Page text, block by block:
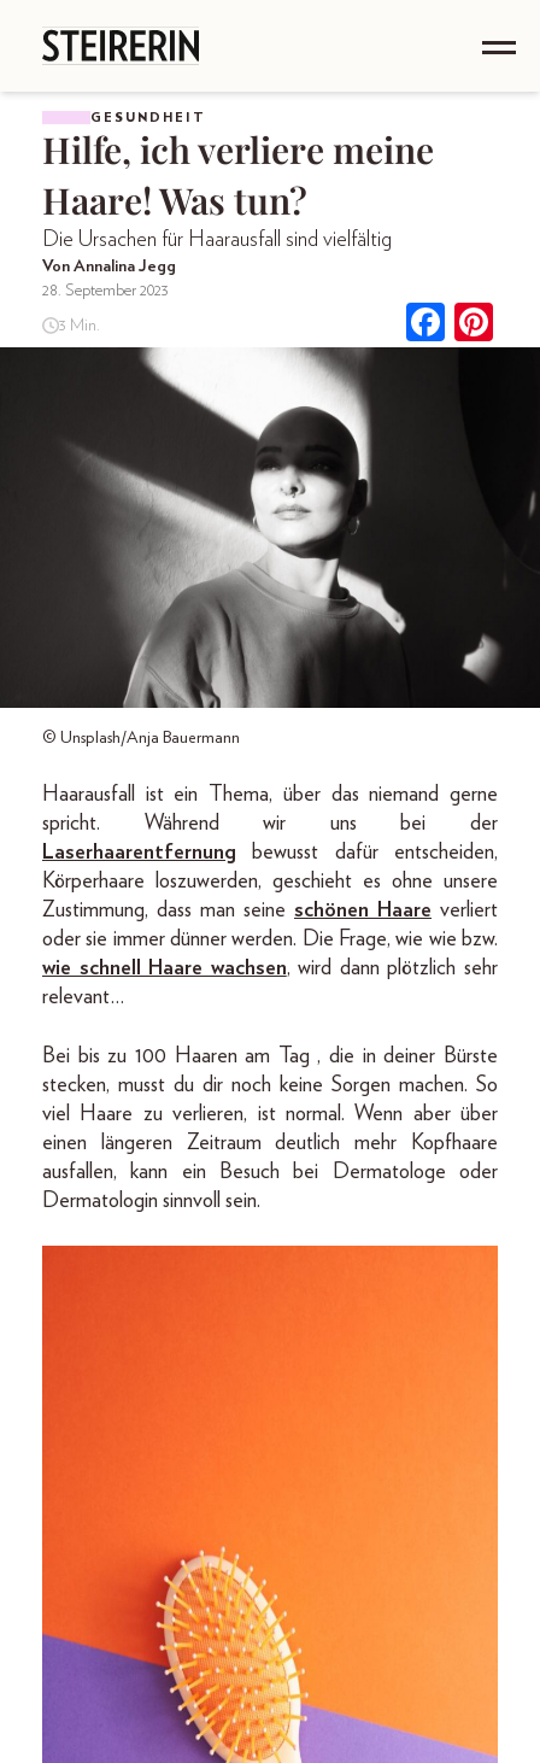
GESUNDHEIT
Hilfe, ich verliere meine
Haare! Was tun?
Die Ursachen für Haarausfall sind vielfältig
Von Annalina Jegg
28. September 2023
3 Min.
© Unsplash/Anja Bauermann
Haarausfall ist ein Thema, über das niemand gerne
spricht. Während wir uns bei der
Laserhaarentfernung bewusst dafür entscheiden,
Körperhaare loszuwerden, geschieht es ohne unsere
Zustimmung, dass man seine schönen Haare verliert
oder sie immer dünner werden. Die Frage, wie wie bzw.
wie schnell Haare wachsen, wird dann plötzlich sehr
relevant…
Bei bis zu 100 Haaren am Tag , die in deiner Bürste
stecken, musst du dir noch keine Sorgen machen. So
viel Haare zu verlieren, ist normal. Wenn aber über
einen längeren Zeitraum deutlich mehr Kopfhaare
ausfallen, kann ein Besuch bei Dermatologe oder
Dermatologin sinnvoll sein.